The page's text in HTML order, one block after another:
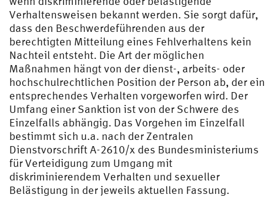
Verhaltensweisen bekannt werden. Sie sorgt dafür,
dass den Beschwerdeführenden aus der
berechtigten Mitteilung eines Fehlverhaltens kein
Nachteil entsteht. Die Art der möglichen
Maßnahmen hängt von der dienst-, arbeits- oder
hochschulrechtlichen Position der Person ab, der ein
entsprechendes Verhalten vorgeworfen wird. Der
Umfang einer Sanktion ist von der Schwere des
Einzelfalls abhängig. Das Vorgehen im Einzelfall
bestimmt sich u.a. nach der Zentralen
Dienstvorschrift A-2610/x des Bundesministeriums
für Verteidigung zum Umgang mit
diskriminierendem Verhalten und sexueller
Belästigung in der jeweils aktuellen Fassung.